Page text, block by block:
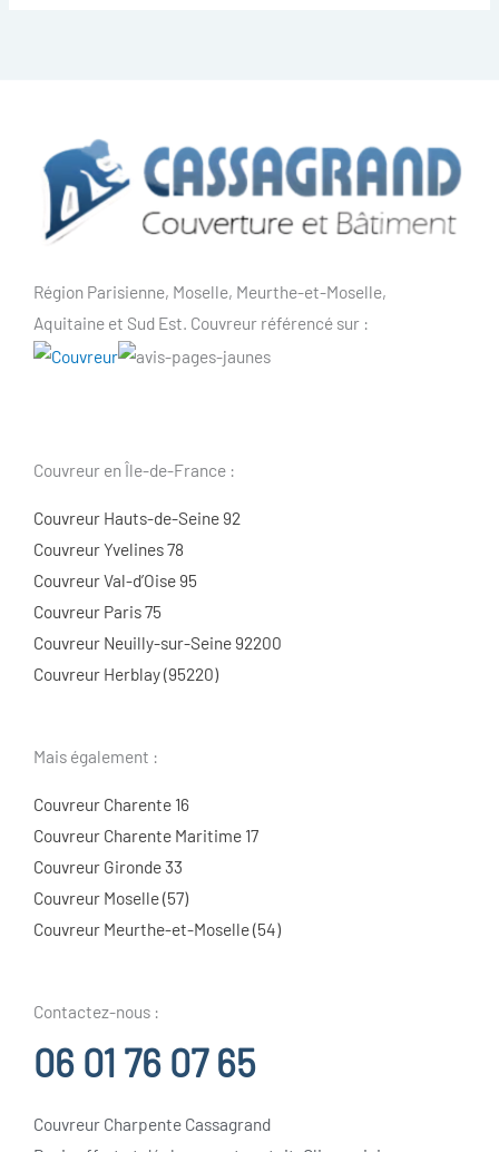
Région Parisienne, Moselle, Meurthe-et-Moselle,
Aquitaine et Sud Est. Couvreur référencé sur :
Couvreur en Île-de-France :
Couvreur Hauts-de-Seine 92
Couvreur Yvelines 78
Couvreur Val-d’Oise 95
Couvreur Paris 75
Couvreur Neuilly-sur-Seine 92200
Couvreur Herblay (95220)
Mais également :
Couvreur Charente 16
Couvreur Charente Maritime 17
Couvreur Gironde 33
Couvreur Moselle (57)
Couvreur Meurthe-et-Moselle (54)
Contactez-nous :
06 01 76 07 65
Couvreur Charpente Cassagrand